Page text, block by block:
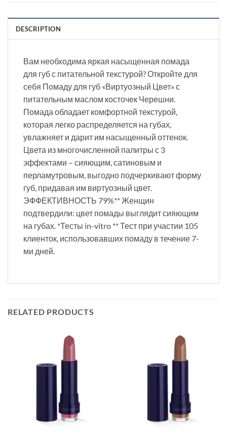
DESCRIPTION
Вам необходима яркая насыщенная помада
для губ с питательной текстурой? Откройте для
себя Помаду для губ «Виртуозный Цвет» с
питательным маслом косточек Черешни.
Помада обладает комфортной текстурой,
которая легко распределяется на губах,
увлажняет и дарит им насыщенный оттенок.
Цвета из многочисленной палитры с 3
эффектами – сияющим, сатиновым и
перламутровым, выгодно подчеркивают форму
губ, придавая им виртуозный цвет.
ЭФФЕКТИВНОСТЬ 79%** Женщин
подтвердили: цвет помады выглядит сияющим
на губах. *Тесты in-vitro ** Тест при участии 105
клиенток, использовавших помаду в течение 7-
ми дней.
RELATED PRODUCTS